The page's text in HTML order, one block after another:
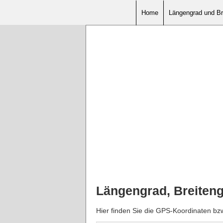
Home Längengrad und
Längengrad,
Hier finden Sie die GPS-Koordinaten